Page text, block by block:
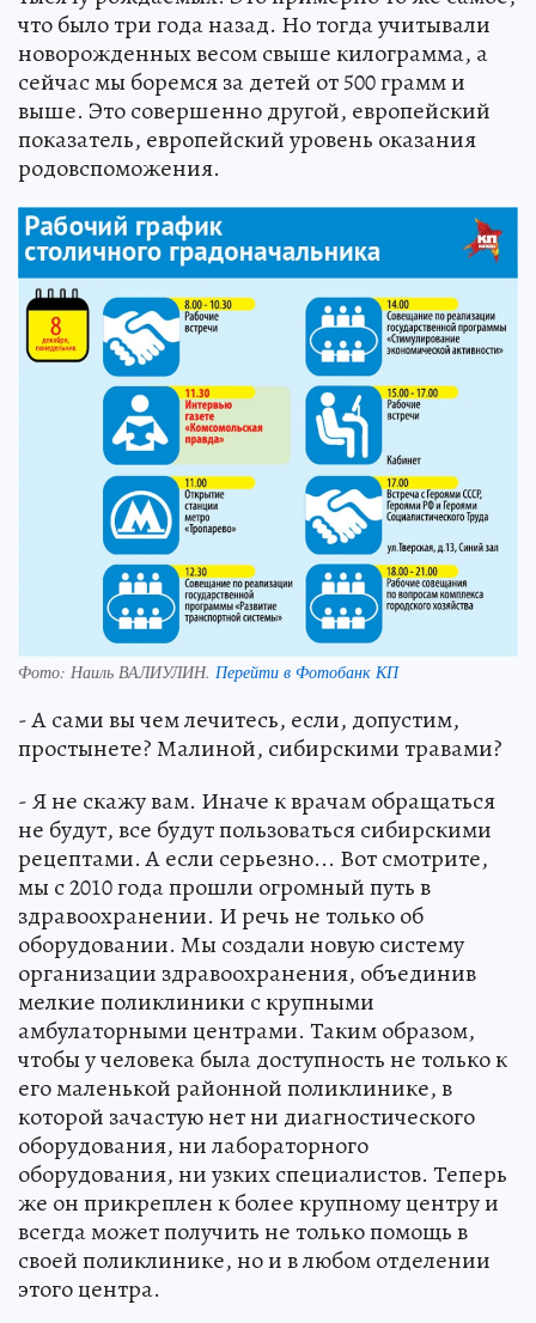
что было три года назад. Но тогда учитывали
новорожденных весом свыше килограмма, а
сейчас мы боремся за детей от 500 грамм и
выше. Это совершенно другой, европейский
показатель, европейский уровень оказания
родовспоможения.
Фото: Наиль ВАЛИУЛИН. Перейти в Фотобанк КП
- А сами вы чем лечитесь, если, допустим,
простынете? Малиной, сибирскими травами?
- Я не скажу вам. Иначе к врачам обращаться
не будут, все будут пользоваться сибирскими
рецептами. А если серьезно... Вот смотрите,
мы с 2010 года прошли огромный путь в
здравоохранении. И речь не только об
оборудовании. Мы создали новую систему
организации здравоохранения, объединив
мелкие поликлиники с крупными
амбулаторными центрами. Таким образом,
чтобы у человека была доступность не только к
его маленькой районной поликлинике, в
которой зачастую нет ни диагностического
оборудования, ни лабораторного
оборудования, ни узких специалистов. Теперь
же он прикреплен к более крупному центру и
всегда может получить не только помощь в
своей поликлинике, но и в любом отделении
этого центра.